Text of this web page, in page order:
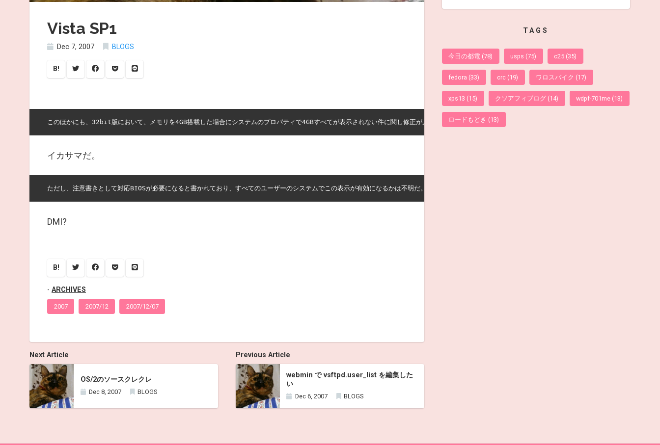
Vista SP1
Dec 7, 2007 BLOGS
B!
イカサマだ。
DMI?
B!
ARCHIVES
2007 2007/12 2007/12/07
Next Article
OS/2のソースクレクレ
Dec 8, 2007 BLOGS
Previous Article
webmin で vsftpd.user_list を編集した
い
Dec 6, 2007 BLOGS
TAGS
今日の都電 (78) usps (75) c25 (35)
fedora (33) crc (19) ワロスバイク (17)
xps13 (15) クソアフィブログ (14) wdpf-701me (13)
ロードもどき (13)